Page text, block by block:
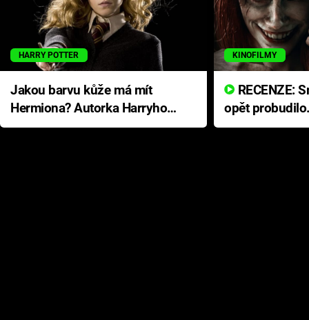
HARRY POTTER
Jakou barvu kůže má mít
Hermiona? Autorka Harryho
Pottera přišla s ráznou
KINOFILMY
opět
přichází s